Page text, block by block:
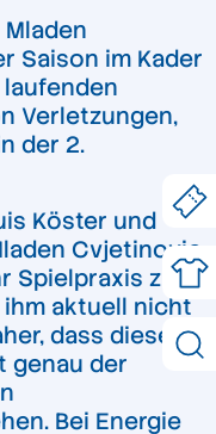
Saison im Kader
Verletzungen,
der 2.
Köster und
Cvjetinovic
Spielpraxis zu
ihm aktuell nicht
dass dieser
genau der
Bei Energie